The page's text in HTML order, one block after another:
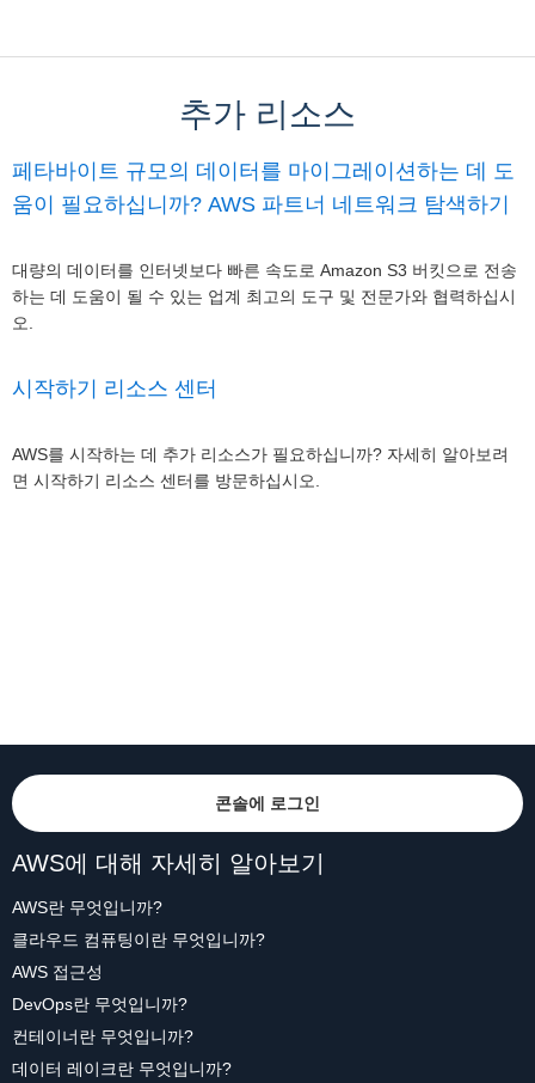
추가 리소스
페타바이트 규모의 데이터를 마이그레이션하는 데 도
움이 필요하십니까? AWS 파트너 네트워크 탐색하기
대량의 데이터를 인터넷보다 빠른 속도로 Amazon S3 버킷으로 전송
하는 데 도움이 될 수 있는 업계 최고의 도구 및 전문가와 협력하십시
오.
시작하기 리소스 센터
AWS를 시작하는 데 추가 리소스가 필요하십니까? 자세히 알아보려
면 시작하기 리소스 센터를 방문하십시오.
콘솔에 로그인
AWS에 대해 자세히 알아보기
AWS란 무엇입니까?
클라우드 컴퓨팅이란 무엇입니까?
AWS 접근성
DevOps란 무엇입니까?
컨테이너란 무엇입니까?
데이터 레이크란 무엇입니까?